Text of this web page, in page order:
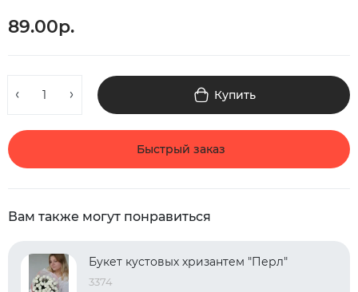
89.00р.
Купить
Быстрый заказ
Вам также могут понравиться
Букет кустовых хризантем "Перл"
3374